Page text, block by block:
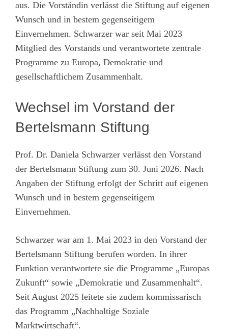
aus. Die Vorständin verlässt die Stiftung auf eigenen
Wunsch und in bestem gegenseitigem
Einvernehmen. Schwarzer war seit Mai 2023
Mitglied des Vorstands und verantwortete zentrale
Programme zu Europa, Demokratie und
gesellschaftlichem Zusammenhalt.
Wechsel im Vorstand der
Bertelsmann Stiftung
Prof. Dr. Daniela Schwarzer verlässt den Vorstand
der Bertelsmann Stiftung zum 30. Juni 2026. Nach
Angaben der Stiftung erfolgt der Schritt auf eigenen
Wunsch und in bestem gegenseitigem
Einvernehmen.
Schwarzer war am 1. Mai 2023 in den Vorstand der
Bertelsmann Stiftung berufen worden. In ihrer
Funktion verantwortete sie die Programme „Europas
Zukunft“ sowie „Demokratie und Zusammenhalt“.
Seit August 2025 leitete sie zudem kommissarisch
das Programm „Nachhaltige Soziale
Marktwirtschaft“.